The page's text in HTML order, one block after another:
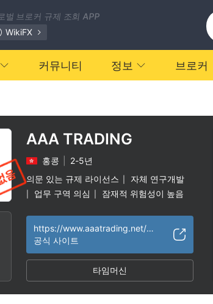
벌 브로커 규제 조회 APP
WikiFX
커뮤니티 정보 브로커
AAA TRADING
홍콩
2-5년
의문 있는 규제 라이선스
자체 연구개발
업무 구역 의심 잠재적 위험성이 높음
https://www.aaatrading.net/ko/
공식 사이트
타임머신